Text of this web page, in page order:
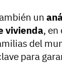
un
vivienda, en
del
para